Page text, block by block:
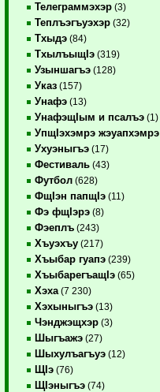
Телеграммэхэр (3)
Теплъэгъуэхэр (32)
Тхыдэ (84)
ТхылъыщIэ (319)
Узыншагъэ (128)
Указ (157)
Унафэ (13)
УнафэщIым и псалъэ (1)
УпщIэхэмрэ жэуапхэмрэ
Ухуэныгъэ (17)
Фестиваль (43)
Футбол (628)
ФщIэн папщIэ (11)
Фэ фщIэрэ (8)
Фэеплъ (243)
Хъуэхъу (217)
Хъыбар гуапэ (239)
ХъыбарегъащIэ (65)
Хэха (7 230)
Хэхыныгъэ (13)
Чэнджэщхэр (3)
Шыгъажэ (27)
Шыхулъагъуэ (12)
ЩIэ (76)
ЩIэныгъэ (74)